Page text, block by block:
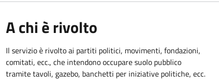
A chi è rivolto
Il servizio è rivolto ai partiti politici, movimenti, fondazioni,
comitati, ecc., che intendono occupare suolo pubblico
tramite tavoli, gazebo, banchetti per iniziative politiche, ecc.